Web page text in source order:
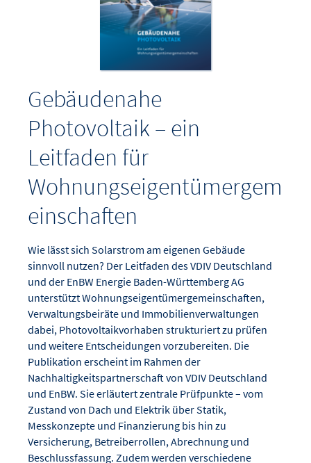
Gebäudenahe
Photovoltaik – ein
Leitfaden für
Wohnungseigentümergem
einschaften
Wie lässt sich Solarstrom am eigenen Gebäude
sinnvoll nutzen? Der Leitfaden des VDIV Deutschland
und der EnBW Energie Baden-Württemberg AG
unterstützt Wohnungseigentümergemeinschaften,
Verwaltungsbeiräte und Immobilienverwaltungen
dabei, Photovoltaikvorhaben strukturiert zu prüfen
und weitere Entscheidungen vorzubereiten. Die
Publikation erscheint im Rahmen der
Nachhaltigkeitspartnerschaft von VDIV Deutschland
und EnBW. Sie erläutert zentrale Prüfpunkte – vom
Zustand von Dach und Elektrik über Statik,
Messkonzepte und Finanzierung bis hin zu
Versicherung, Betreiberrollen, Abrechnung und
Beschlussfassung. Zudem werden verschiedene